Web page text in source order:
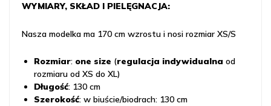
WYMIARY, SKŁAD I PIELĘGNACJA:
Nasza modelka ma 170 cm wzrostu i nosi rozmiar XS/S
Rozmiar: one size (regulacja indywidualna od
rozmiaru od XS do XL)
Długość: 130 cm
Szerokość: w biuście/biodrach: 130 cm